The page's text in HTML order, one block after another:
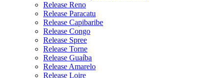
Release Reno
Release Paracatu
Release Capibaribe
Release Congo
Release Spree
Release Torne
Release Guaíba
Release Amarelo
Release Loire